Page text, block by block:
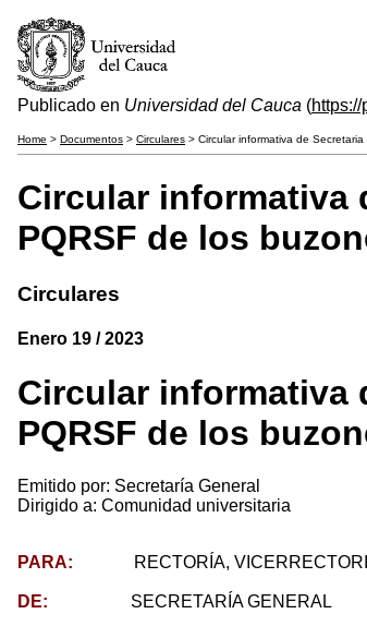
Publicado en Universidad del Cauca (
Home > Documentos > Circulares > Circular informativa de
Circular informativa
PQRSF de los
Circulares
Enero 19 / 2023
Circular informativa
PQRSF de los
Emitido por: Secretaría General
Dirigido a: Comunidad universitaria
PARA: RECTORÍA,
DE: SECRETARÍA GENERAL